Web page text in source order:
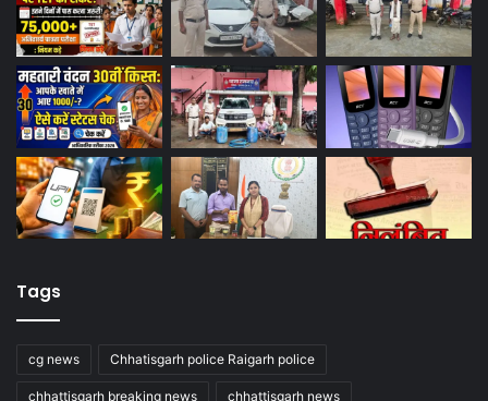
Tags
cg news Chhatisgarh police Raigarh police
chhattisgarh breaking news chhattisgarh news